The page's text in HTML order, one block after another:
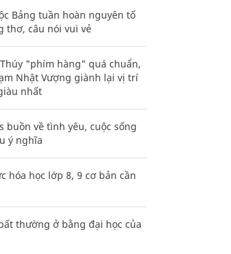
Bảng tuần hoàn nguyên tố
thơ, câu nói vui vẻ
"phím hàng" quá chuẩn,
Nhật Vượng giành lại vị trí
nhất
buồn về tình yêu, cuộc sống
ý nghĩa
hóa học lớp 8, 9 cơ bản cần
thường ở bằng đại học của